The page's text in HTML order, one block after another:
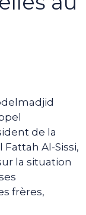
de la
Al-Sissi,
la situation
frères,